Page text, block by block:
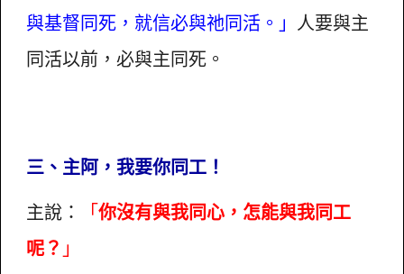
與基督同死，就信必與祂同活。」 人要與主
同活以前，必與主同死。
三、主阿，我要你同工！
主說：
「你沒有與我同心，怎能與我同工
呢？ 」